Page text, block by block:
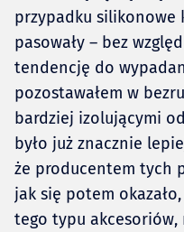
przypadku silikonowe
pasowały – bez
tendencję do
pozostawałem w
bardziej izolującymi
było już znacznie
że producentem tych
jak się potem
tego typu akcesoriów,